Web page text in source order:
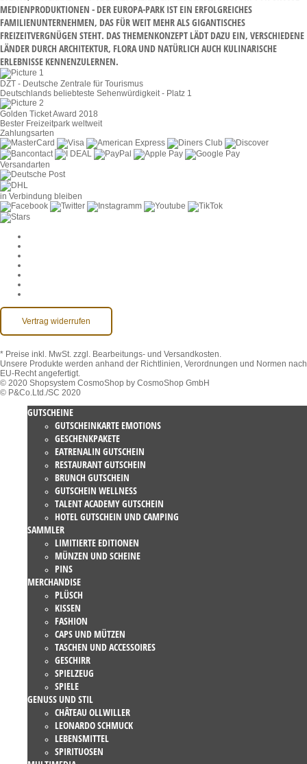
IENPRODUKTIONEN - DER EUROPA-PARK IST EIN ERFOLGREICHES FAM
ILIENUNTERNEHMEN, DAS FÜR WEIT MEHR ALS GIGANTISCHES FRE
IZEITVERGNÜGEN STEHT. DAS THEMENKONZEPT LÄDT DAZU EIN, VERSCHIEDENE LÄN
DER DURCH ARCHITEKTUR, FLORA UND NATÜRLICH AUCH KULINARISCHE ERL
EBNISSE KENNENZULERNEN.
DZT - Deutsche Zentrale für Tourismus
Deutschlands beliebteste Sehenwürdigkeit - Platz 1
Golden Ticket Award 2018
Bester Freizeitpark weltweit
Zahlungsarten
Versandarten
in Verbindung bleiben
Vertrag widerrufen
* Preise inkl. MwSt. zzgl. Bearbeitungs- und Versandkosten.
Unsere Produkte werden anhand der Richtlinien, Verordnungen und Normen nach
EU-Recht angefertigt.
© 2020 Shopsystem CosmoShop by CosmoShop GmbH
© P&Co.Ltd./SC 2020
GUTSCHEINE
GUTSCHEINKARTE EMOTIONS
GESCHENKPAKETE
EATRENALIN GUTSCHEIN
RESTAURANT GUTSCHEIN
BRUNCH GUTSCHEIN
GUTSCHEIN WELLNESS
TALENT ACADEMY GUTSCHEIN
HOTEL GUTSCHEIN UND CAMPING
SAMMLER
LIMITIERTE EDITIONEN
MÜNZEN UND SCHEINE
PINS
MERCHANDISE
PLÜSCH
KISSEN
FASHION
CAPS UND MÜTZEN
TASCHEN UND ACCESSOIRES
GESCHIRR
SPIELZEUG
SPIELE
GENUSS UND STIL
CHÂTEAU OLLWILLER
LEONARDO SCHMUCK
LEBENSMITTEL
SPIRITUOSEN